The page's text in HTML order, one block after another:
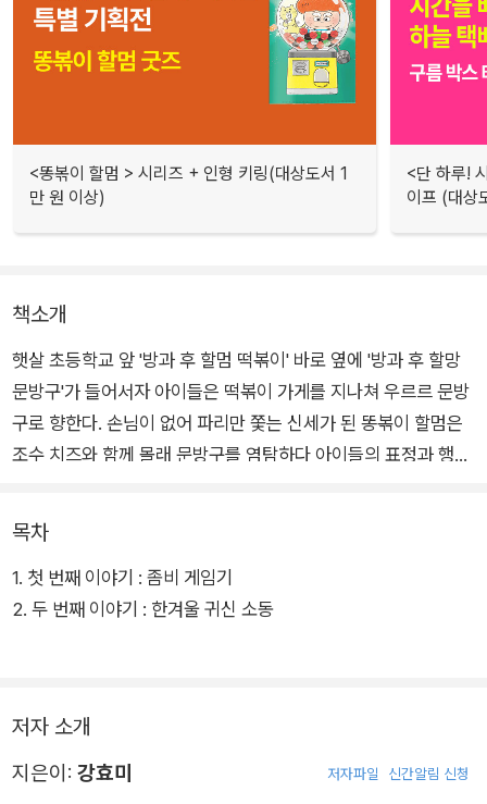
<똥볶이 할멈 > 시리즈 + 인형 키링(대상도서 1
만 원 이상)
<단 하루!
이프 (대상
책소개
햇살 초등학교 앞 '방과 후 할멈 떡볶이' 바로 옆에 '방과 후 할망
문방구'가 들어서자 아이들은 떡볶이 가게를 지나쳐 우르르 문방
구로 향한다. 손님이 없어 파리만 쫓는 신세가 된 똥볶이 할멈은
조수 치즈와 함께 몰래 문방구를 염탐하다 아이들의 표정과 행동
문제의 발단은 바로 문방구에서 파는 안경 게임기! 아이들이 점점
안경 게임기에서 헤어나지 못하고 좀비처럼 변해 가자, 라이벌인
똥볶이 할멈과 똥방구 할망은 아이들을 위해 손을 맞잡기로 한다.
목차
1. 첫 번째 이야기 : 좀비 게임기
2. 두 번째 이야기 : 한겨울 귀신 소동
저자 소개
지은이: 강효미 저자파일 신간알림 신청